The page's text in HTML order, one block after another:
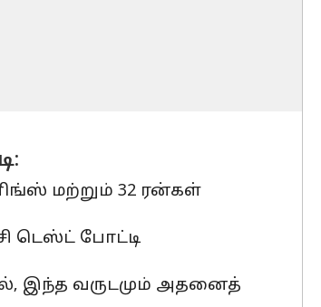
மற்றும் 32 ரன்கள்
டெஸ்ட் போட்டி
இந்த வருடமும் அதனைத்